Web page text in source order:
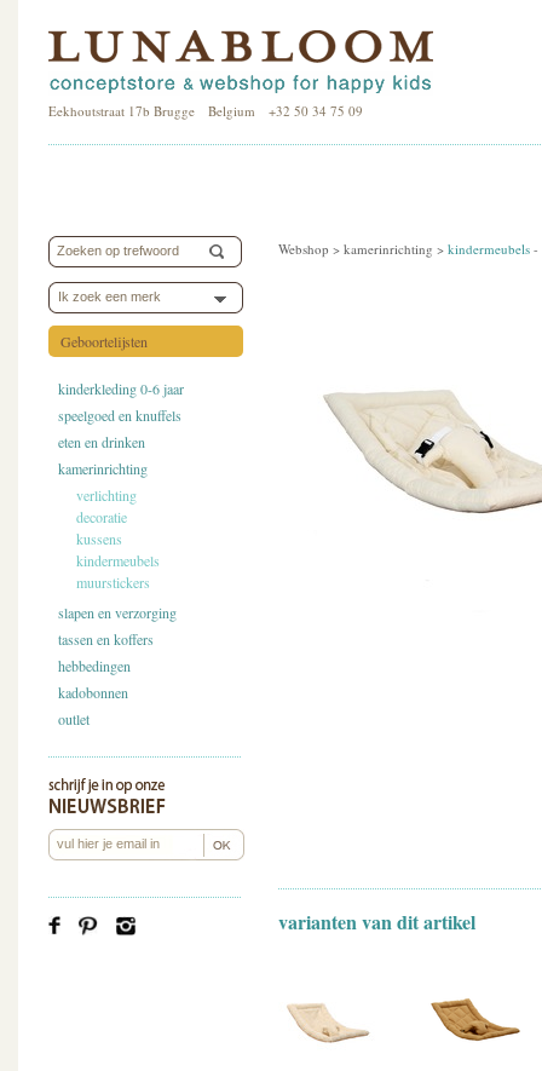
Eekhoutstraat 17b Brugge Belgium +32 50 34 75 09
Ik zoek een merk
Geboortelijsten
kinderkleding 0-6 jaar
speelgoed en knuffels
eten en drinken
kamerinrichting
verlichting
decoratie
kussens
kindermeubels
muurstickers
slapen en verzorging
tassen en koffers
hebbedingen
kadobonnen
outlet
Webshop > kamerinrichting > kindermeubels -
varianten van dit artikel